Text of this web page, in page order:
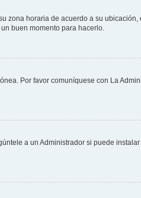
zona horaria de acuerdo a su ubicación,
buen momento para hacerlo.
Por favor comuníquese con La
a un Administrador si puede